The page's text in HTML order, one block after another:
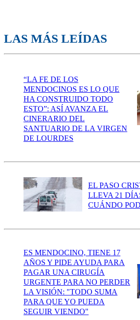
LAS MÁS LEÍDAS
“LA FE DE LOS
MENDOCINOS ES LO QUE
HA CONSTRUIDO TODO
ESTO”: ASÍ AVANZA EL
CINERARIO DEL
SANTUARIO DE LA VIRGEN
DE LOURDES
EL PASO
LLEVA 21
CUÁNDO
ES MENDOCINO, TIENE 17
AÑOS Y PIDE AYUDA PARA
PAGAR UNA CIRUGÍA
URGENTE PARA NO PERDER
LA VISIÓN: "TODO SUMA
PARA QUE YO PUEDA
SEGUIR VIENDO"